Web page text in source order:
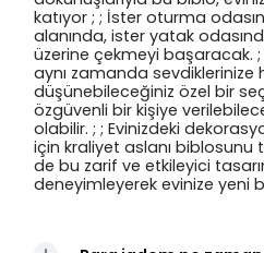
katıyor ; ; İster oturma
alanında, ister yatak
üzerine çekmeyi başaracak. ;
aynı zamanda sevdiklerinize
düşünebileceğiniz özel bir
özgüvenli bir kişiye
olabilir. ; ; Evinizdeki
için kraliyet aslanı biblosunu
de bu zarif ve etkileyici
deneyimleyerek evinize yeni